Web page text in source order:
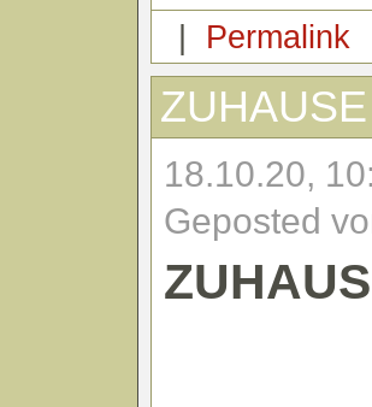
| Permalink
ZUHAUSE
18.10.20,
Geposted